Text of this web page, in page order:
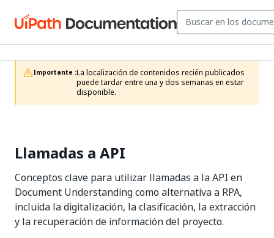
Importante :La localización de contenidos recién publicados
puede tardar entre una y dos semanas en estar
disponible.
Llamadas a API
Conceptos clave para utilizar llamadas a la API en
Document Understanding como alternativa a RPA,
incluida la digitalización, la clasificación, la extracción
y la recuperación de información del proyecto.